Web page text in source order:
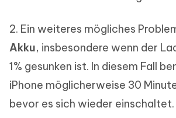
2. Ein weiteres mögliches
Akku, insbesondere wenn der
1% gesunken ist. In diesem Fall
iPhone möglicherweise 30
bevor es sich wieder einschaltet.